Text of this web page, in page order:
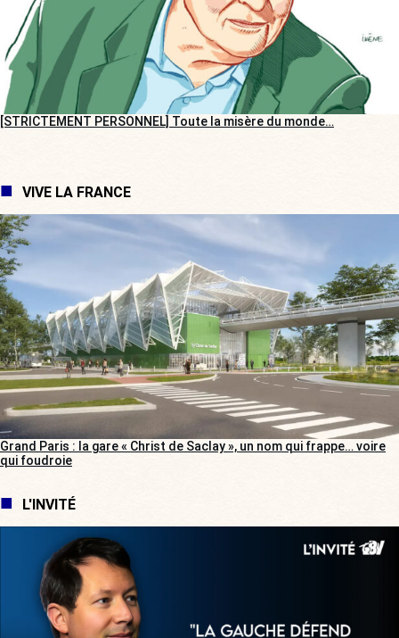
[STRICTEMENT PERSONNEL] Toute la misère du monde…
VIVE LA FRANCE
Grand Paris : la gare « Christ de Saclay », un nom qui frappe… voire
qui foudroie
L'INVITÉ